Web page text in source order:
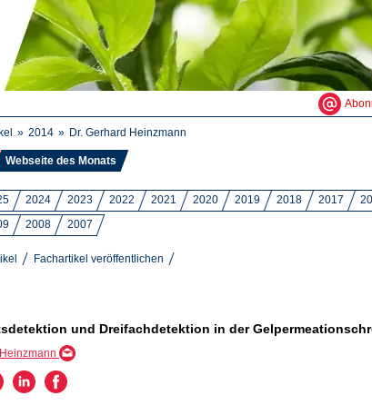
2014 Dr. Gerhard Heinzmann
Webseite des Monats
2024 2023 2022 2021 2020 2019 2018 2017
2008 2007
Fachartikel veröffentlichen
und Dreifachdetektion in der